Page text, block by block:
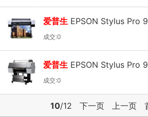
爱普生 EPSON Stylus Pro
打印机 绘图仪
成交:0
爱普生 EPSON Stylus Pro
面打印机 绘图仪
成交:0
10/12 下一页 上一页